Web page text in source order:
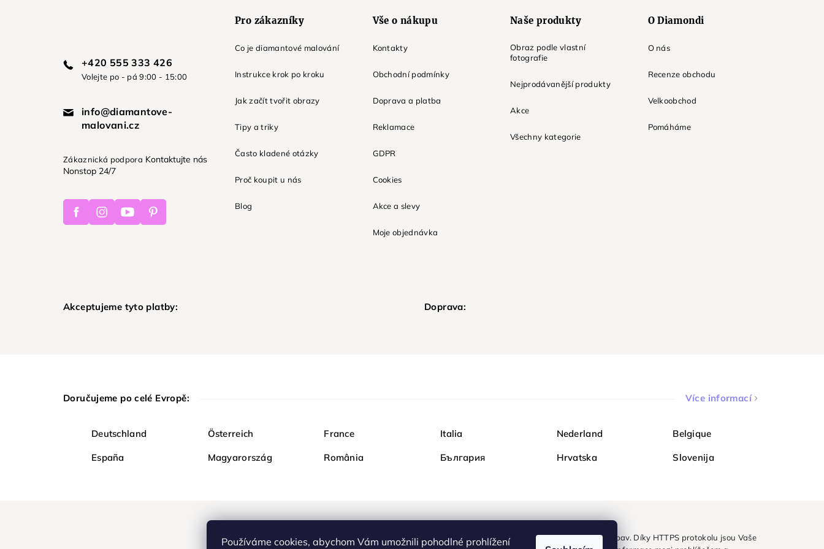
Používáme cookies, abychom Vám umožnili pohodlné prohlížení
+420 555 333 426
Volejte po - pá 9:00 - 15:00
info@diamantove-
malovani.cz
Zákaznická podpora Kontaktujte nás
Nonstop 24/7
FacebookInstagramYoutubePinterest
Pro zákazníky
Co je diamantové malování
Instrukce krok po kroku
Jak začít tvořit obrazy
Tipy a triky
Často kladené otázky
Proč koupit u nás
Blog
Vše o nákupu
Kontakty
Obchodní podmínky
Doprava a platba
Reklamace
GDPR
Cookies
Akce a slevy
Moje objednávka
Naše produkty
Obraz podle vlastní
fotografie
Nejprodávanější produkty
Akce
Všechny kategorie
O Diamondi
O nás
Recenze obchodu
Velkoobchod
Pomáháme
Akceptujeme tyto platby: Doprava:
Doručujeme po celé Evropě: Více informací
Deutschland Österreich France Italia Nederland Belgique
España Magyarország România България Hrvatska Slovenija
Nakupujte na Diamondi bezpečně a bez obav. Díky HTTPS protokolu jsou Vaše